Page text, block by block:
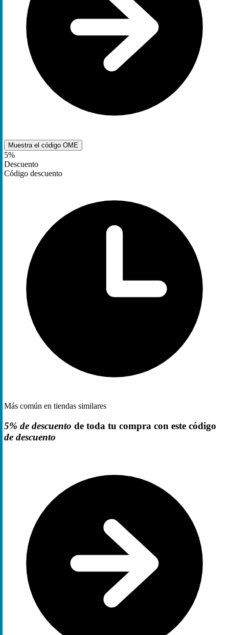
Muestra el código OME
5%
Descuento
Código descuento
Más común en tiendas similares
5% de descuento de toda tu compra con este código
de descuento